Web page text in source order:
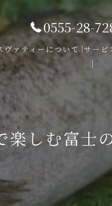
0555-28-
ヴァティーについて サービ
しむ富士